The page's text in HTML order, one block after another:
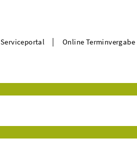
Serviceportal | Online Terminvergabe